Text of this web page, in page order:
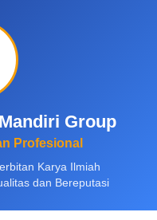
Group
Profesional
Karya Ilmiah
dan Bereputasi